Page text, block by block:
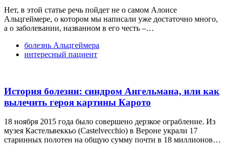
Нет, в этой статье речь пойдет не о самом Алоисе
Альцгеймере, о котором мы написали уже достаточно много,
а о заболевании, названном в его честь –…
болезнь Альцгеймера
интересный пациент
История болезни: синдром Ангельмана, или как
вылечить героя картины Карото
18 ноября 2015 года было совершено дерзкое ограбление. Из
музея Кастельвеккьо (Castelvecchio) в Вероне украли 17
старинных полотен на общую сумму почти в 18 миллионов…